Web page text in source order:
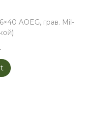
AOEG, грав. Mil-